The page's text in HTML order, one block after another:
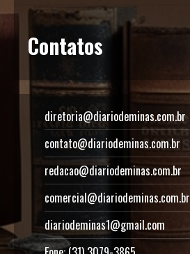
Contatos
diretoria@diariodeminas.com.br
contato@diariodeminas.com.br
redacao@diariodeminas.com.br
comercial@diariodeminas.com.br
diariodeminas1@gmail.com